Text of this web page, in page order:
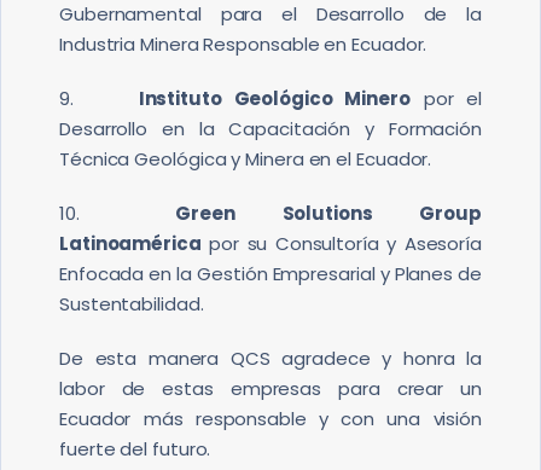
Gubernamental para el Desarrollo de la
Industria Minera Responsable en Ecuador.
9. Instituto Geológico Mineropor el
Desarrollo en la Capacitación y Formación
Técnica Geológica y Minera en el Ecuador.
10. Green Solutions Group
Latinoamérica por su Consultoría y Asesoría
Enfocada en la Gestión Empresarial y Planes de
Sustentabilidad.
De esta manera QCS agradece y honra la
labor de estas empresas para crear un
Ecuador más responsable y con una visión
fuerte del futuro.